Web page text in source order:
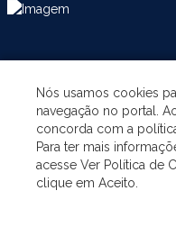
A UNIDADE
GRADUAÇÃO
Nós usamos cookies
navegação no portal.
concorda com a
Para ter mais
acesse Ver Política de
clique em Aceito.